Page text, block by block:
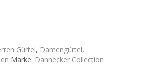
Gürtel, Damengürtel,
Marke: Dannecker Collection